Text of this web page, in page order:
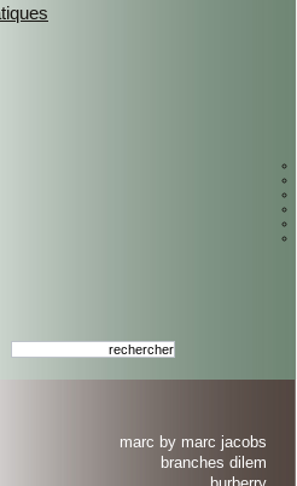
marc by marc jacobs
branches dilem